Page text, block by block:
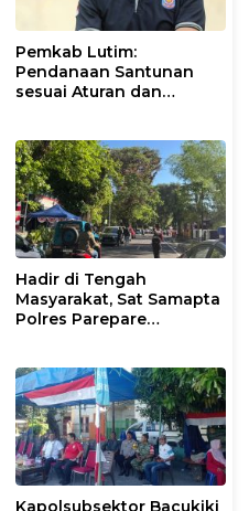
Pemkab Lutim:
Pendanaan Santunan
sesuai Aturan dan
Hadir di Tengah
Masyarakat, Sat Samapta
Polres Parepare
Kapolsubsektor Bacukiki